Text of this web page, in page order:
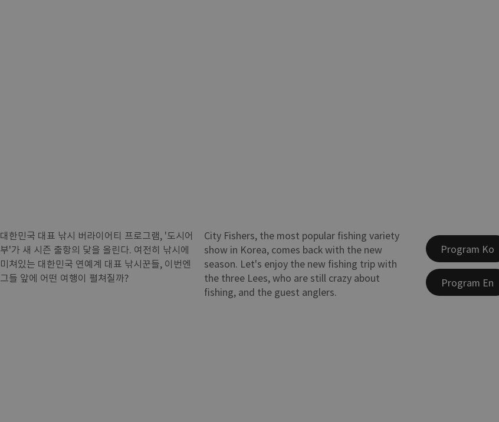
대한민국 대표 낚시 버라이어티 프로그램, '도시어
부'가 새 시즌 출항의 닻을 올린다. 여전히 낚시에
미쳐있는 대한민국 연예계 대표 낚시꾼들, 이번엔
그들 앞에 어떤 여행이 펼쳐질까?
City Fishers, the most popular fishing variety
show in Korea, comes back with the new
season. Let's enjoy the new fishing trip with
the three Lees, who are still crazy about
fishing, and the guest anglers.
Program Ko
Program En